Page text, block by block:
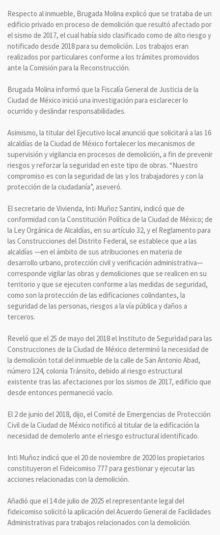
Respecto al inmueble, Brugada Molina explicó que se trataba de un
edificio privado en proceso de demolición que resultó afectado por
el sismo de 2017, el cual había sido clasificado como de alto riesgo y
notificado desde 2018 para su demolición. Los trabajos eran
realizados por particulares conforme a los trámites promovidos
ante la Comisión para la Reconstrucción.
Brugada Molina informó que la Fiscalía General de Justicia de la
Ciudad de México inició una investigación para esclarecer lo
ocurrido y deslindar responsabilidades.
Asimismo, la titular del Ejecutivo local anunció que solicitará a las 16
alcaldías de la Ciudad de México fortalecer los mecanismos de
supervisión y vigilancia en procesos de demolición, a fin de prevenir
riesgos y reforzar la seguridad en este tipo de obras. “Nuestro
compromiso es con la seguridad de las y los trabajadores y con la
protección de la ciudadanía”, aseveró.
El secretario de Vivienda, Inti Muñoz Santini, indicó que de
conformidad con la Constitución Política de la Ciudad de México; de
la Ley Orgánica de Alcaldías, en su artículo 32, y el Reglamento para
las Construcciones del Distrito Federal, se establece que a las
alcaldías —en el ámbito de sus atribuciones en materia de
desarrollo urbano, protección civil y verificación administrativa—
corresponde vigilar las obras y demoliciones que se realicen en su
territorio y que se ejecuten conforme a las medidas de seguridad,
como son la protección de las edificaciones colindantes, la
seguridad de las personas, riesgos a la vía pública y daños a
terceros.
Reveló que el 25 de mayo del 2018 el Instituto de Seguridad para las
Construcciones de la Ciudad de México determinó la necesidad de
la demolición total del inmueble de la calle de San Antonio Abad,
número 124, colonia Tránsito, debido al riesgo estructural
existente tras las afectaciones por los sismos de 2017, edificio que
desde entonces permaneció vacío.
El 2 de junio del 2018, dijo, el Comité de Emergencias de Protección
Civil de la Ciudad de México notificó al titular de la edificación la
necesidad de demolerlo ante el riesgo estructural identificado.
Inti Muñoz indicó que el 20 de noviembre de 2020 los propietarios
constituyeron el Fideicomiso 777 para gestionar y ejecutar las
acciones relacionadas con la demolición.
Añadió que el 14 de julio de 2025 el representante legal del
fideicomiso solicitó la aplicación del Acuerdo General de Facilidades
Administrativas para trabajos relacionados con la demolición.